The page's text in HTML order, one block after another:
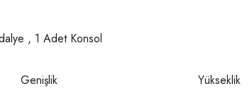
, 1 Adet Konsol
Genişlik Yükseklik